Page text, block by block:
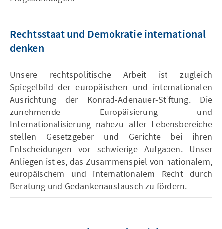
Rechtsstaat und Demokratie international
denken
Unsere rechtspolitische Arbeit ist zugleich
Spiegelbild der europäischen und internationalen
Ausrichtung der Konrad-Adenauer-Stiftung. Die
zunehmende Europäisierung und
Internationalisierung nahezu aller Lebensbereiche
stellen Gesetzgeber und Gerichte bei ihren
Entscheidungen vor schwierige Aufgaben. Unser
Anliegen ist es, das Zusammenspiel von nationalem,
europäischem und internationalem Recht durch
Beratung und Gedankenaustausch zu fördern.